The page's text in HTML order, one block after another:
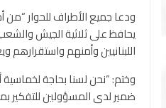
ودعا جميع الأطراف للحوار “من
يحافظ على ثلاثية الجيش
اللبنانيين وأمنهم
وختم: “نحن لسنا بحاجة
ضمير لدى المسؤولين للتفكير